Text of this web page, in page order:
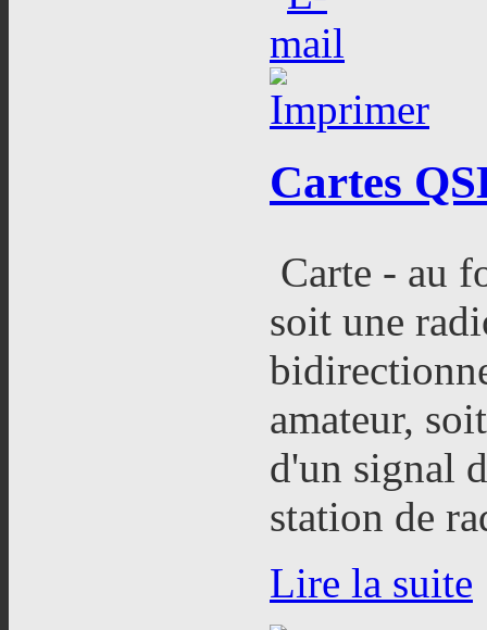
Cartes
Carte - au
soit une
amateur,
d'un signal
station de
Lire la suite